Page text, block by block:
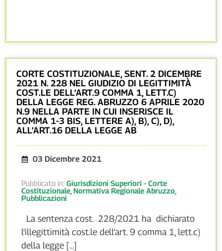
CORTE COSTITUZIONALE, SENT. 2 DICEMBRE
2021 N. 228 NEL GIUDIZIO DI LEGITTIMITÀ
COST.LE DELL’ART.9 COMMA 1, LETT.C)
DELLA LEGGE REG. ABRUZZO 6 APRILE 2020
N.9 NELLA PARTE IN CUI INSERISCE IL
COMMA 1-3 BIS, LETTERE A), B), C), D),
ALL’ART.16 DELLA LEGGE AB
03 Dicembre 2021
Pubblicato in: Giurisdizioni Superiori - Corte
Costituzionale, Normativa Regionale Abruzzo,
Pubblicazioni
La sentenza cost. 228/2021 ha dichiarato
l’illegittimità cost.le dell’art. 9 comma 1, lett.c)
della legge [...]